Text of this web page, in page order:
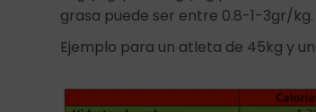
grasa puede ser entre 0.8-1-3gr/kg.
Ejemplo para un atleta de 45kg y